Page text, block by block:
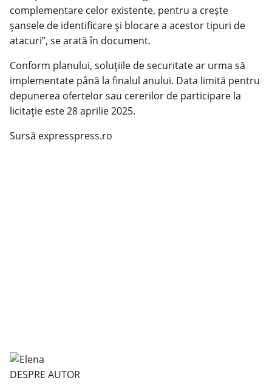
complementare celor existente, pentru a crește
șansele de identificare și blocare a acestor tipuri de
atacuri”, se arată în document.
Conform planului, soluțiile de securitate ar urma să
implementate până la finalul anului. Data limită pentru
depunerea ofertelor sau cererilor de participare la
licitație este 28 aprilie 2025.
Sursă expresspress.ro
DESPRE AUTOR